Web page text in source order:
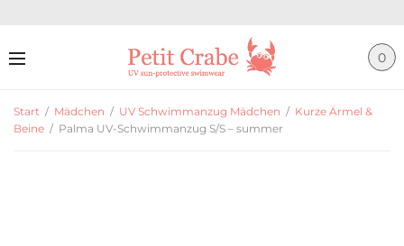
0
Start / Mädchen / UV Schwimmanzug Mädchen / Kurze Ärmel &
Beine / Palma UV-Schwimmanzug S/S – summer